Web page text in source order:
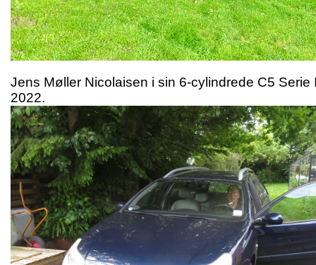
Jens Møller Nicolaisen i sin 6-cylindrede C5 Serie
2022.